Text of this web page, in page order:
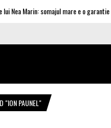
Nea Marin: somajul mare e o garantie
"ION PAUNEL"